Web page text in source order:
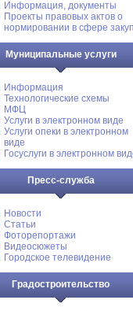
Информация, документы
Проекты правовых актов о
нормировании в сфере
Муниципальные услуги
Информация
Технологические схемы
МФЦ
Услуги в электронном виде
Услуги опеки в электронном
виде
Госуслуги в электронном
Пресс-служба
Новости
Статьи
Фоторепортажи
Видеосюжеты
Городское телевидение
Градостроительство